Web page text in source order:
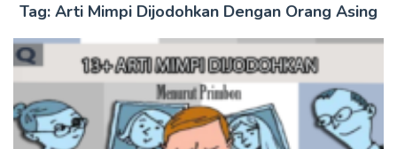
Tag: Arti Mimpi Dijodohkan Dengan Orang Asing